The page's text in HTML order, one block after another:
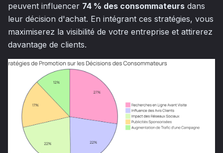
peuvent influencer 74 % des consommateurs dans
leur décision d'achat. En intégrant ces stratégies, vous
maximiserez la visibilité de votre entreprise et attirerez
davantage de clients.